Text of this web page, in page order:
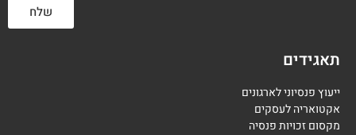
שלח
תאגידים
ייעוץ פנסיוני לארגונים
אקטואריה לעסקים
מקסום זכויות פנסיה